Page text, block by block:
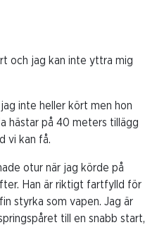
och jag kan inte yttra mig
inte heller kört men hon
hästar på 40 meters tillägg
vi kan få.
otur när jag körde på
Han är riktigt fartfylld för
styrka som vapen. Jag är
till en snabb start,